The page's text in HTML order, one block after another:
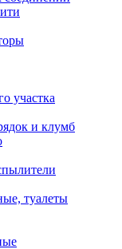
участка
и клумб
туалеты